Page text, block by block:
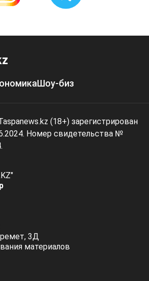
Шоу-биз
(18+) зарегистрирован
Номер свидетельства №
3Д
материалов